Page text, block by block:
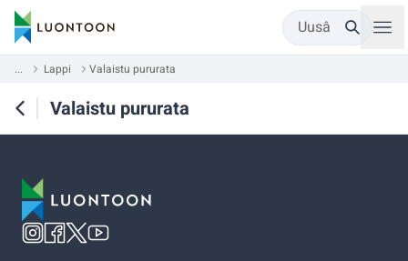
Uusâ
... Lappi Valaistu pururata
Valaistu pururata